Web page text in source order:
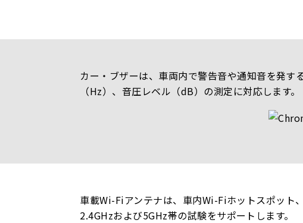
カー・ブザーは、車両内で警告音や通知音を発
（Hz）、音圧レベル（dB）の測定に対応します。
車載Wi-Fiアンテナは、車内Wi-Fiホットスポット
2.4GHzおよび5GHz帯の試験をサポートします。